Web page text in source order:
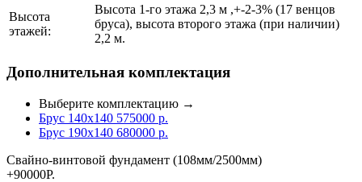
Высота
этажей:
Высота 1-го этажа 2,3 м ,+-2-3% (17 венцов
бруса), высота второго этажа (при наличии)
2,2 м.
Дополнительная комплектация
Выберите комплектацию →
Брус 140x140 575000 р.
Брус 190x140 680000 р.
Свайно-винтовой фундамент (108мм/2500мм)
+90000Р.